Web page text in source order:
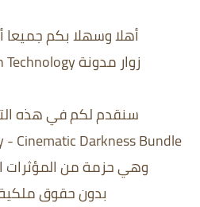
أهلا وسهلا بكم جميعا
زوار مدونة Misbah Technology
سنقدم لكم في هذه
- Cinematic Darkness Bundle
وهي حزمة من المؤثرات
بدون حقوق